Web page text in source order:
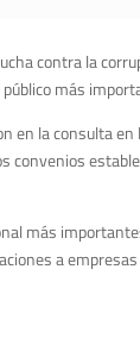
contra la
más
en la consulta
convenios
más
a